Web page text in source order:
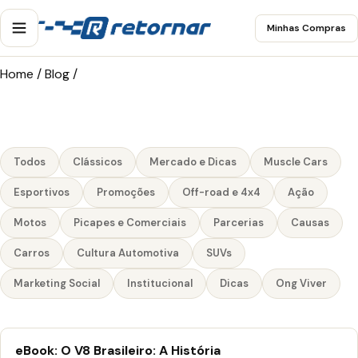
Minhas Compras
Home /Blog/
Todos Clássicos Mercado e Dicas Muscle Cars
Esportivos Promoções Off-road e 4x4 Ação
Motos Picapes e Comerciais Parcerias Causas
Carros Cultura Automotiva SUVs
Marketing Social Institucional Dicas Ong Viver
eBook: O V8 Brasileiro: A História